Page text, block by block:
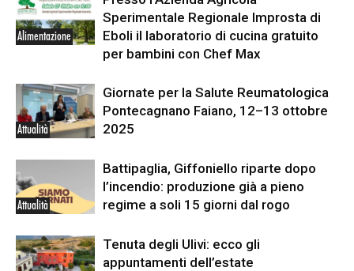
Alimentazione
Sperimentale Regionale Improsta di
Eboli il laboratorio di cucina gratuito
per bambini con Chef Max
Attualità
Giornate per la Salute Reumatologica
Pontecagnano Faiano, 12–13 ottobre
2025
Attualità
Battipaglia, Giffoniello riparte dopo
l’incendio: produzione già a pieno
regime a soli 15 giorni dal rogo
Tenuta degli Ulivi: ecco gli
appuntamenti dell’estate